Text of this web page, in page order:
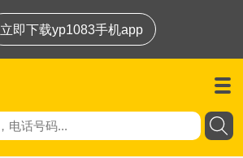
立即下载yp1083手机app